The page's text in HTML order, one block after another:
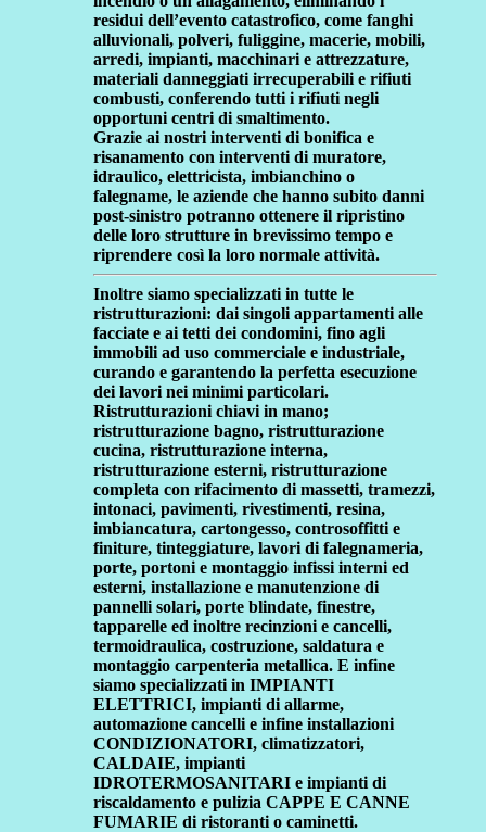
residui dell’evento catastrofico, come fanghi
alluvionali, polveri, fuliggine, macerie, mobili,
arredi, impianti, macchinari e attrezzature,
materiali danneggiati irrecuperabili e rifiuti
combusti, conferendo tutti i rifiuti negli
opportuni centri di smaltimento.
Grazie ai nostri interventi di bonifica e
risanamento con interventi di muratore,
idraulico, elettricista, imbianchino o
falegname, le aziende che hanno subito danni
post-sinistro potranno ottenere il ripristino
delle loro strutture in brevissimo tempo e
riprendere così la loro normale attività.
Inoltre siamo specializzati in tutte le
ristrutturazioni: dai singoli appartamenti alle
facciate e ai tetti dei condomini, fino agli
immobili ad uso commerciale e industriale,
curando e garantendo la perfetta esecuzione
dei lavori nei minimi particolari.
Ristrutturazioni chiavi in mano;
ristrutturazione bagno, ristrutturazione
cucina, ristrutturazione interna,
ristrutturazione esterni, ristrutturazione
completa con rifacimento di massetti, tramezzi,
intonaci, pavimenti, rivestimenti, resina,
imbiancatura, cartongesso, controsoffitti e
finiture, tinteggiature, lavori di falegnameria,
porte, portoni e montaggio infissi interni ed
esterni, installazione e manutenzione di
pannelli solari, porte blindate, finestre,
tapparelle ed inoltre recinzioni e cancelli,
termoidraulica, costruzione, saldatura e
montaggio carpenteria metallica. E infine
siamo specializzati in IMPIANTI
ELETTRICI, impianti di allarme,
automazione cancelli e infine installazioni
CONDIZIONATORI, climatizzatori,
CALDAIE, impianti
IDROTERMOSANITARI e impianti di
riscaldamento e pulizia CAPPE E CANNE
FUMARIE di ristoranti o caminetti.